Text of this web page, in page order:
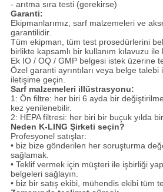
- arıtma sıra testi (gerekirse)
Garanti:
Ekipmanlarımız, sarf malzemeleri ve
garantilidir.
Tüm ekipman, tüm test prosedürlerini
birlikte kapsamlı bir kullanım kılavuzu
Ek IO / OQ / GMP belgesi istek üzerine
Özel garanti ayrıntıları veya belge talebi
iletişime geçin.
Sarf malzemeleri illüstrasyonu:
1: Ön filtre: her biri 6 ayda bir
kez yenilenebilir.
2: HEPA filtresi: her biri bir buçuk yılda
Neden K-LING Şirketi seçin?
Profesyonel satışlar:
• biz bize gönderilen her soruşturma
sağlamak.
• Teklif vermek için müşteri ile işbirliği
belgeleri sağlayın.
• biz bir satış ekibi, mühendis ekibi tüm